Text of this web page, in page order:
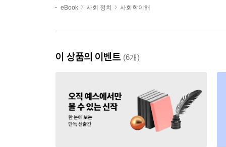
eBook 사회 정치 사회학이해
이 상품의 이벤트 (6개)